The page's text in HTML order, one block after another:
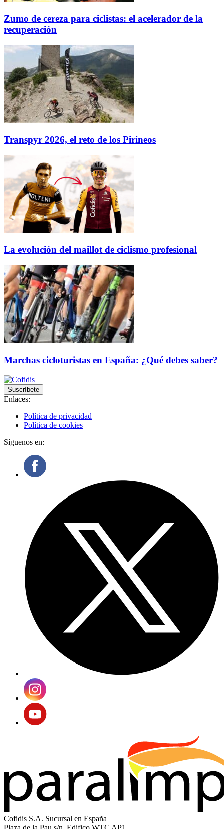
Zumo de cereza para ciclistas: el acelerador de la
recuperación
Transpyr 2026, el reto de los Pirineos
La evolución del maillot de ciclismo profesional
Marchas cicloturistas en España: ¿Qué debes saber?
Suscríbete
Enlaces:
Política de privacidad
Política de cookies
Síguenos en:
Cofidis S.A. Sucursal en España